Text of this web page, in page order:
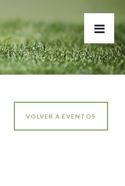
VOLVER A EVENTOS